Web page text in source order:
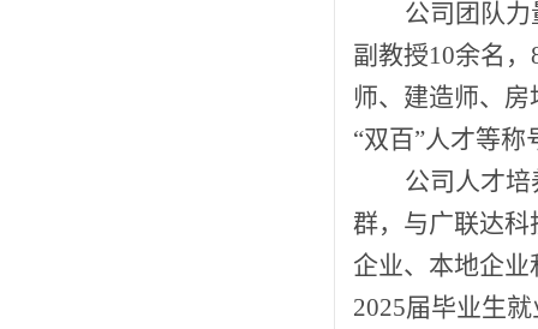
公司团队
副教授10余名
师、建造师、
“双百”人才等
公司人才
群，与广联达
企业、本地企
2025届毕业生